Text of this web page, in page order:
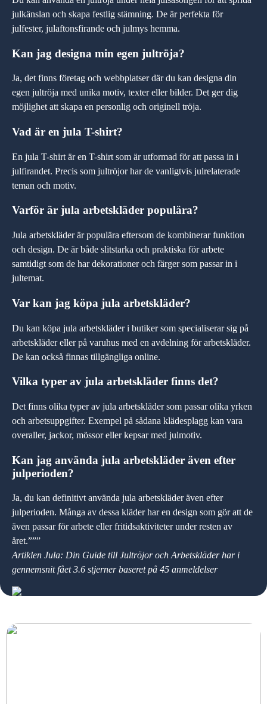
julkänslan och skapa festlig stämning. De är perfekta för
julfester, julaftonsfirande och julmys hemma.
Kan jag designa min egen jultröja?
Ja, det finns företag och webbplatser där du kan designa din
egen jultröja med unika motiv, texter eller bilder. Det ger dig
möjlighet att skapa en personlig och originell tröja.
Vad är en jula T-shirt?
En jula T-shirt är en T-shirt som är utformad för att passa in i
julfirandet. Precis som jultröjor har de vanligtvis julrelaterade
teman och motiv.
Varför är jula arbetskläder populära?
Jula arbetskläder är populära eftersom de kombinerar funktion
och design. De är både slitstarka och praktiska för arbete
samtidigt som de har dekorationer och färger som passar in i
jultemat.
Var kan jag köpa jula arbetskläder?
Du kan köpa jula arbetskläder i butiker som specialiserar sig på
arbetskläder eller på varuhus med en avdelning för arbetskläder.
De kan också finnas tillgängliga online.
Vilka typer av jula arbetskläder finns det?
Det finns olika typer av jula arbetskläder som passar olika yrken
och arbetsuppgifter. Exempel på sådana klädesplagg kan vara
overaller, jackor, mössor eller kepsar med julmotiv.
Kan jag använda jula arbetskläder även efter
julperioden?
Ja, du kan definitivt använda jula arbetskläder även efter
julperioden. Många av dessa kläder har en design som gör att de
även passar för arbete eller fritidsaktiviteter under resten av
året.”””
Artiklen Jula: Din Guide till Jultröjor och Arbetskläder har i
gennemsnit fået3.6 stjerner baseret på 45 anmeldelser